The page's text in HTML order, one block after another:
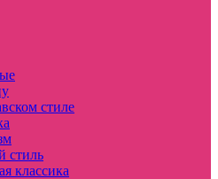
стиле
стиль
классика